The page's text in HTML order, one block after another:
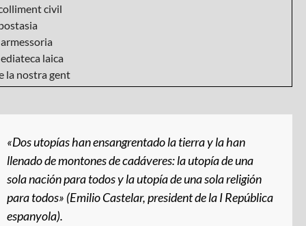
civil
laica
la nostra gent
«Dos utopías han ensangrentado la tierra y la han
llenado de montones de cadáveres: la utopía de una
sola nación para todos y la utopía de una sola religión
para todos» (Emilio Castelar, president de la I República
espanyola).